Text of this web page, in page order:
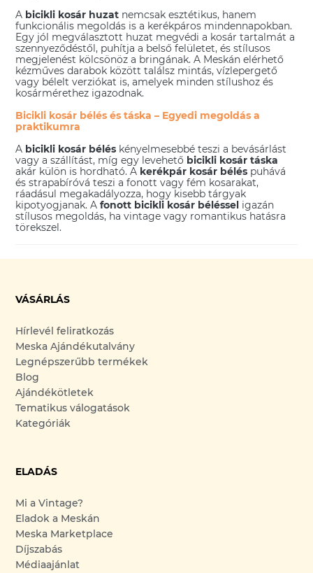
A bicikli kosár huzat nemcsak esztétikus, hanem
funkcionális megoldás is a kerékpáros mindennapokban.
Egy jól megválasztott huzat megvédi a kosár tartalmát a
szennyeződéstől, puhítja a belső felületet, és stílusos
megjelenést kölcsönöz a bringának. A Meskán elérhető
kézműves darabok között találsz mintás, vízlepergető
vagy bélelt verziókat is, amelyek minden stílushoz és
kosármérethez igazodnak.
Bicikli kosár bélés és táska – Egyedi megoldás a
praktikumra
A bicikli kosár bélés kényelmesebbé teszi a bevásárlást
vagy a szállítást, míg egy levehető bicikli kosár táska
akár külön is hordható. A kerékpár kosár bélés puhává
és strapabíróvá teszi a fonott vagy fém kosarakat,
ráadásul megakadályozza, hogy kisebb tárgyak
kipotyogjanak. Afonott bicikli kosár béléssel igazán
stílusos megoldás, ha vintage vagy romantikus hatásra
törekszel.
VÁSÁRLÁS
Hírlevél feliratkozás
Meska Ajándékutalvány
Legnépszerűbb termékek
Blog
Ajándékötletek
Tematikus válogatások
Kategóriák
ELADÁS
Mi a Vintage?
Eladok a Meskán
Meska Marketplace
Díjszabás
Médiaajánlat